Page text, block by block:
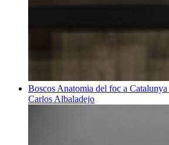
Boscos Anatomia del foc a Catalunya
Carlos Albaladejo